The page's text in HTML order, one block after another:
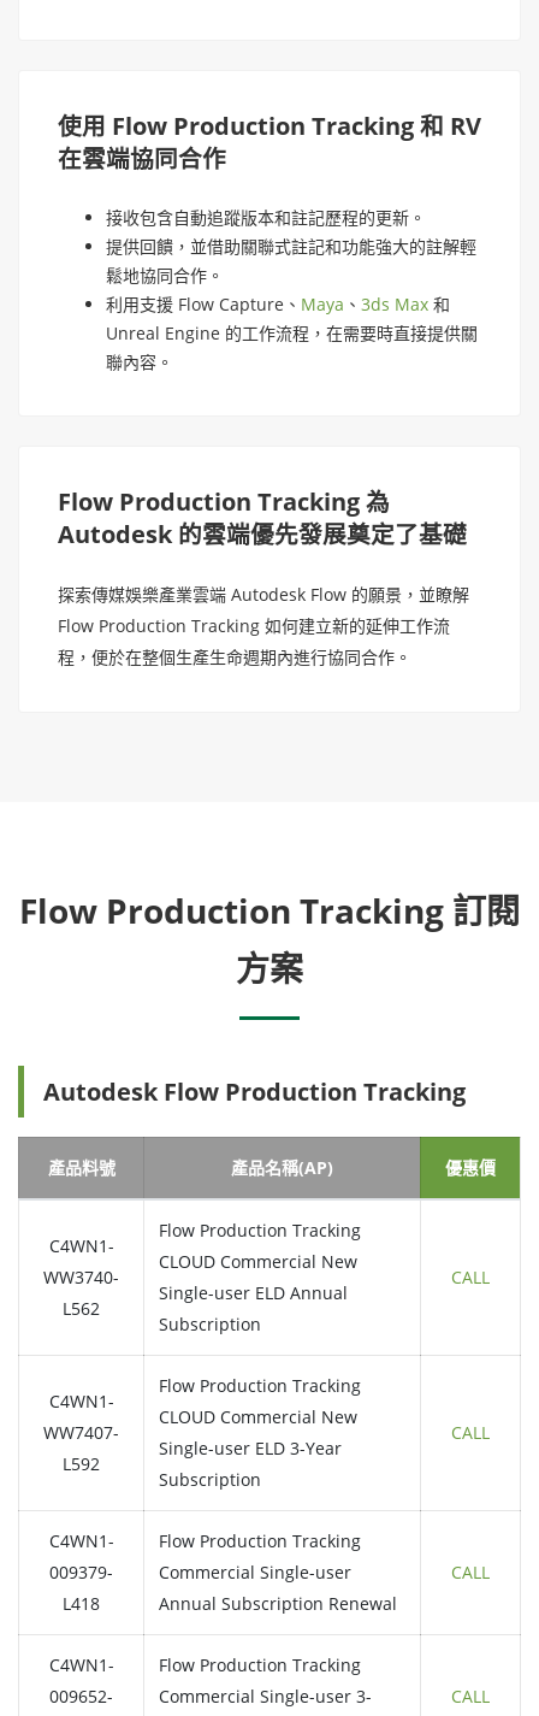
使用 Flow Production Tracking 和 RV
在雲端協同合作
接收包含自動追蹤版本和註記歷程的更新。
提供回饋，並借助關聯式註記和功能強大的註解輕
鬆地協同合作。
利用支援 Flow Capture、 Maya 、 3ds Max 和
Unreal Engine 的工作流程，在需要時直接提供關
聯內容。
Flow Production Tracking 為
Autodesk 的雲端優先發展奠定了基礎
探索傳媒娛樂產業雲端 Autodesk Flow 的願景，並瞭解
Flow Production Tracking 如何建立新的延伸工作流
程，便於在整個生產生命週期內進行協同合作。
Flow Production Tracking 訂閱
方案
Autodesk Flow Production Tracking
產品料號 產品名稱(AP) 優惠價
C4WN1-
WW3740-
L562
Flow Production Tracking
CLOUD Commercial New
Single-user ELD Annual
Subscription
CALL
C4WN1-
WW7407-
L592
Flow Production Tracking
CLOUD Commercial New
Single-user ELD 3-Year
Subscription
CALL
C4WN1-
009379-
L418
Flow Production Tracking
Commercial Single-user
Annual Subscription Renewal
CALL
C4WN1-
009652-
Flow Production Tracking
Commercial Single-user 3-
CALL